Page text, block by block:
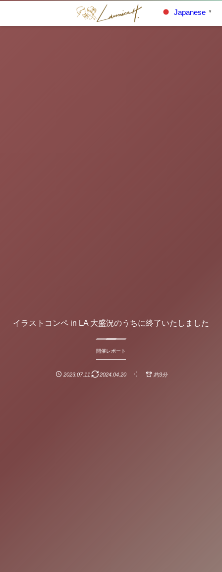
イラストコンペ in LA 大盛況のうちに終了いたしました
開催レポート
2023.07.11 2024.04.20 約3分
Japanese ▼